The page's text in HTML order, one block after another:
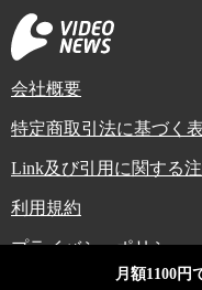
会社概要
特定商取引法に基づく
Link及び引用に関する
利用規約
プライバシーポリシー
Copyright (C) Video News
月額1100円